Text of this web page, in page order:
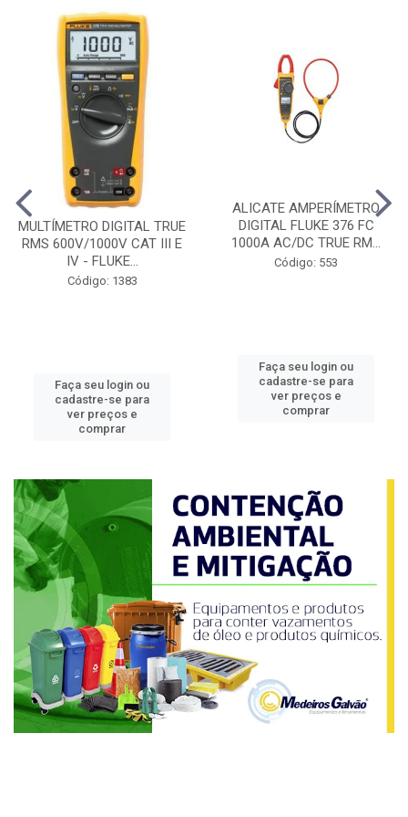
MULTÍMETRO DIGITAL TRUE
RMS 600V/1000V CAT III E
IV - FLUKE...
Código: 1383
Faça seu login ou
cadastre-se para
ver preços e
comprar
ALICATE AMPERÍMETRO
DIGITAL FLUKE 376 FC
1000A AC/DC TRUE RM...
Código: 553
Faça seu login ou
cadastre-se para
ver preços e
comprar